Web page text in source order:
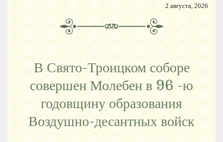
2 августа, 2026
В Свято-Троицком соборе
совершен Молебен в 96 -ю
годовщину образования
Воздушно-десантных войск